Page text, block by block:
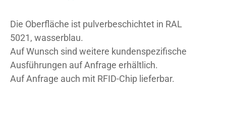
Die Oberfläche ist pulverbeschichtet in RAL
5021, wasserblau.
Auf Wunsch sind weitere kundenspezifische
Ausführungen auf Anfrage erhältlich.
Auf Anfrage auch mit RFID-Chip lieferbar.